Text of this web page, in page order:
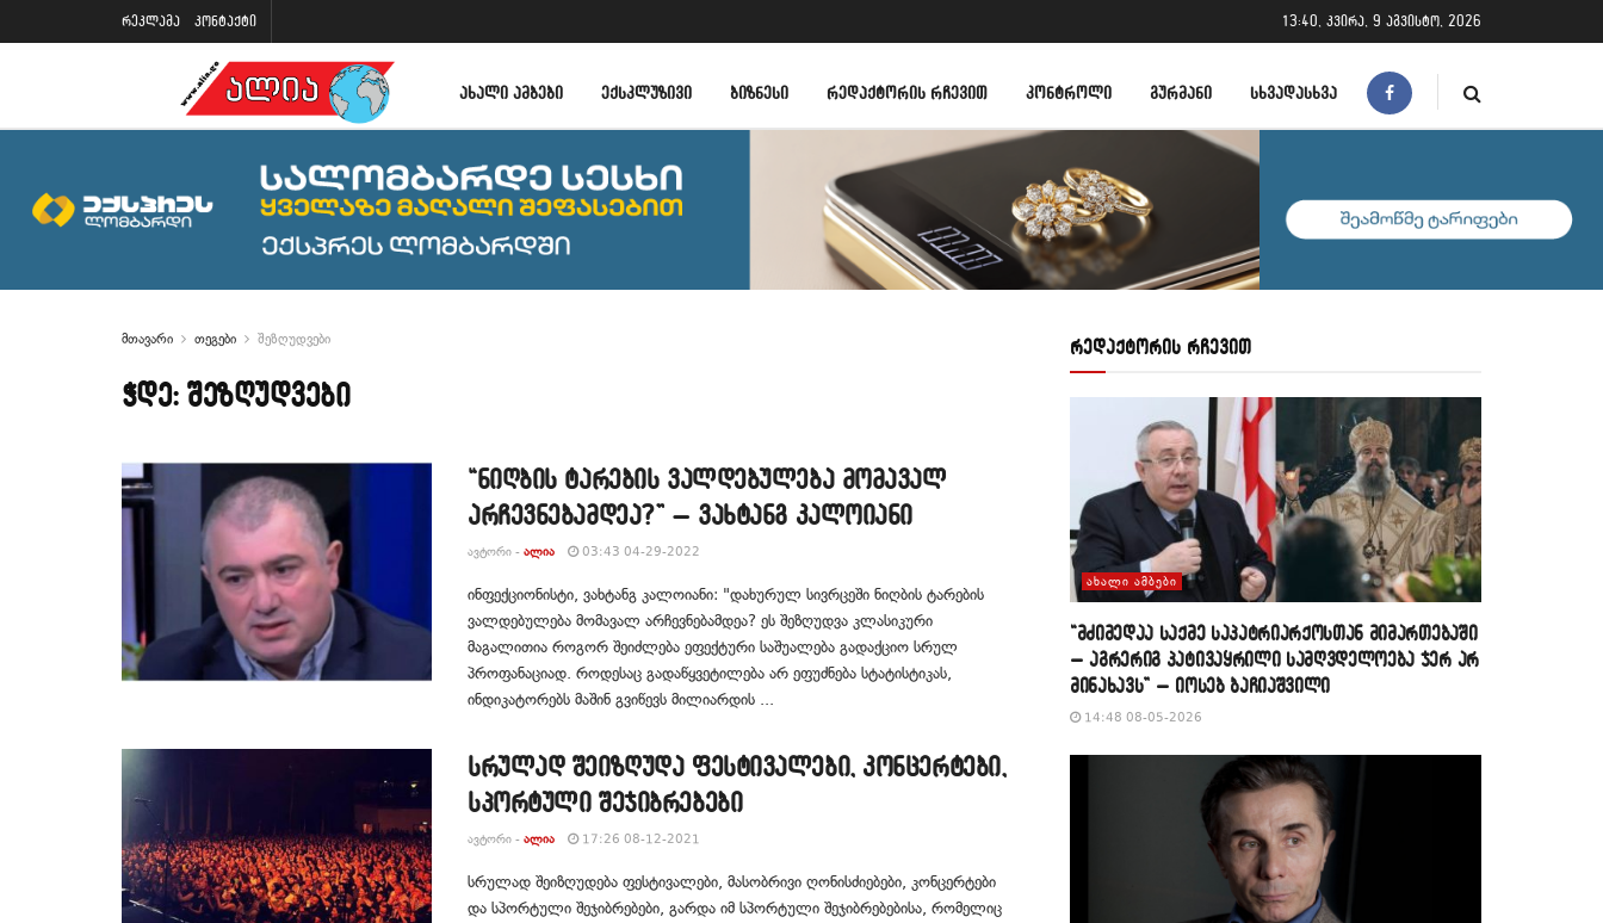
რეკლამა კონტაქტი 13:40, კვირა, 9 აგვისტო, 2026
ᲐᲮᲐᲚᲘ ᲐᲛᲑᲔᲑᲘ ᲔᲥᲡᲙᲚᲣᲖᲘᲕᲘ ᲑᲘᲖᲜᲔᲡᲘ ᲠᲔᲓᲐᲥᲢᲝᲠᲘᲡ ᲠᲩᲔᲕᲘᲗ ᲙᲝᲜᲢᲠᲝᲚᲘ ᲒᲣᲠᲛᲐᲜᲘ ᲡᲮᲕᲐᲓᲐᲡᲮᲕᲐ
მთავარი თეგები შეზღუდვები
ჭდე:შეზღუდვები
“ნიღბის ტარების ვალდებულება მომავალ
არჩევნებამდეა?” – ვახტანგ კალოიანი
ᲐᲕᲢᲝᲠᲘ - ᲐᲚᲘᲐ 03:43 04-29-2022
ინფექციონისტი, ვახტანგ კალოიანი: "დახურულ სივრცეში ნიღბის ტარების
ვალდებულება მომავალ არჩევნებამდეა? ეს შეზღუდვა კლასიკური
მაგალითია როგორ შეიძლება ეფექტური საშუალება გადაქციო სრულ
პროფანაციად. როდესაც გადაწყვეტილება არ ეფუძნება სტატისტიკას,
ინდიკატორებს მაშინ გვიწევს მილიარდის ...
სრულად შეიზღუდა ფესტივალები, კონცერტები,
სპორტული შეჯიბრებები
ᲐᲕᲢᲝᲠᲘ - ᲐᲚᲘᲐ 17:26 08-12-2021
სრულად შეიზღუდება ფესტივალები, მასობრივი ღონისძიებები, კონცერტები
და სპორტული შეჯიბრებები, გარდა იმ სპორტული შეჯიბრებებისა, რომელიც
რედაქტორის რჩევით
ᲐᲮᲐᲚᲘ ᲐᲛᲑᲔᲑᲘ
“მძიმედაა საქმე საპატრიარქოსთან მიმართებაში
– აგრერიგ პატივაყრილი სამღვდელოება ჯერ არ
მინახავს” – იოსებ ბაჩიაშვილი
14:48 08-05-2026